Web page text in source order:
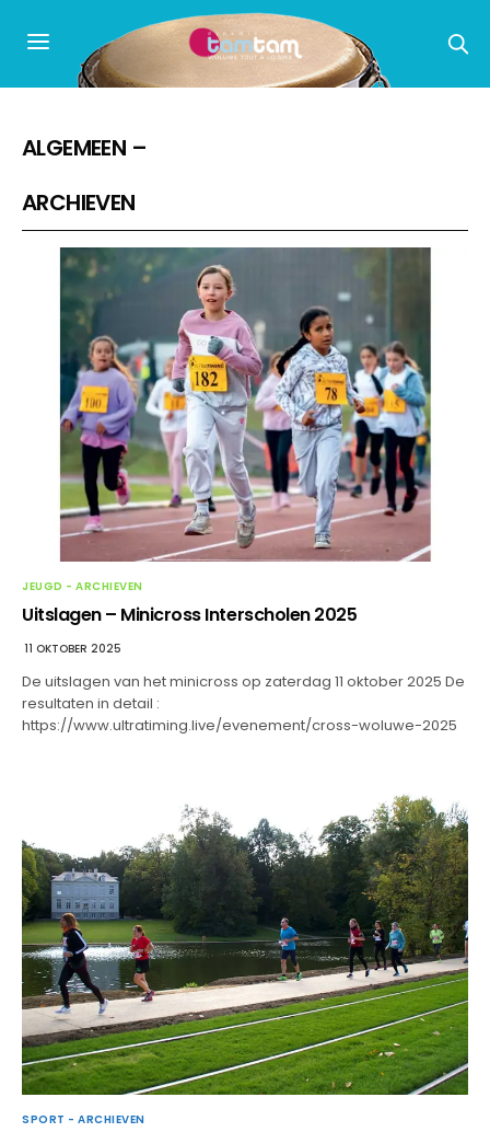
ALGEMEEN –
ARCHIEVEN
JEUGD - ARCHIEVEN
Uitslagen – Minicross Interscholen 2025
11 OKTOBER 2025
De uitslagen van het minicross op zaterdag 11 oktober 2025 De
resultaten in detail :
https://www.ultratiming.live/evenement/cross-woluwe-2025
SPORT - ARCHIEVEN